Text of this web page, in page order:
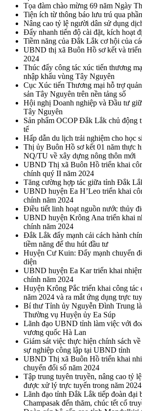
Tọa đàm chào mừng 69 năm Ngày
Tiện ích từ thông báo lưu trú qua
Nâng cao tỷ lệ người dân sử dụng
Đẩy nhanh tiến độ cài đặt, kích hoạt
Tiềm năng của Đắk Lắk cơ hội của
UBND thị xã Buôn Hồ sơ kết và
2024
Thúc đẩy công tác xúc tiến thương
nhập khẩu vùng Tây Nguyên
Cục Xúc tiến Thương mại hỗ trợ
sản Tây Nguyên trên nền tảng số
Hội nghị Doanh nghiệp và Đầu tư
Tây Nguyên
Sản phẩm OCOP Đắk Lắk chủ động
tế
Hấp dẫn du lịch trải nghiệm cho học
Thị ủy Buôn Hồ sơ kết 01 năm thực
NQ/TU về xây dựng nông thôn mới
UBND Thị xã Buôn Hồ triển khai
chính quý II năm 2024
Tăng cường hợp tác giữa tỉnh Đắk
UBND huyện Ea H’Leo triển khai
chính năm 2024
Điều tiết linh hoạt nguồn nước thủy
UBND huyện Krông Ana triển khai
chính năm 2024
Đắk Lắk đẩy mạnh cải cách hành
tiềm năng để thu hút đầu tư
Huyện Cư Kuin: Đẩy mạnh chuyển
diện
UBND huyện Ea Kar triển khai
chính năm 2024
Huyện Krông Pắc triển khai công tác
năm 2024 và ra mắt ứng dụng trực
Bí thư Tỉnh ủy Nguyễn Đình Trung
Thường vụ Huyện ủy Ea Súp
Lãnh đạo UBND tỉnh làm việc với
vương quốc Hà Lan
Giám sát việc thực hiện chính sách
sự nghiệp công lập tại UBND tỉnh
UBND Thị xã Buôn Hồ triển khai
chuyển đổi số năm 2024
Tập trung tuyên truyền, nâng cao tỷ
được xử lý trực tuyến trong năm 2024
Lãnh đạo tỉnh Đắk Lắk tiếp đoàn đại
Champasak đến thăm, chúc tết cổ